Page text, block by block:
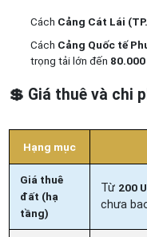
Cách Cảng Cát Lái
Cách Cảng Quốc tế
trọng tải lớn đến 80.000
💲 Giá thuê và chi
Hạng mục
Giá thuê
đất (hạ
tầng)
Từ 200
chưa